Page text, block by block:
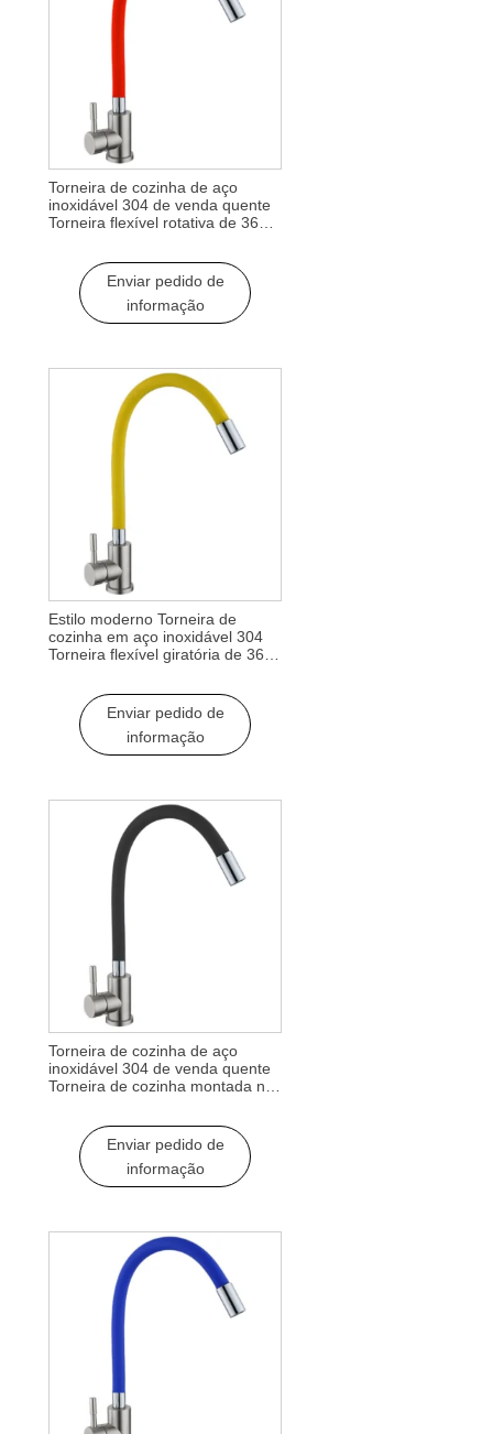
Torneira de cozinha de aço
inoxidável 304 de venda quente
Torneira flexível rotativa de 360
Torneira de cozinha
Enviar pedido de
informação
Estilo moderno Torneira de
cozinha em aço inoxidável 304
Torneira flexível giratória de 360
Enviar pedido de
informação
Torneira de cozinha de aço
inoxidável 304 de venda quente
Torneira de cozinha montada no
Torneiras de cozinha de uso fácil
Enviar pedido de
informação